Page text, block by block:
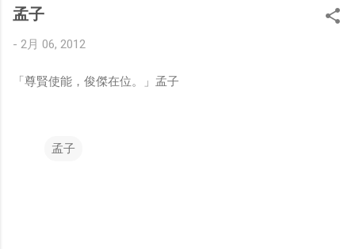
孟子
- 2月 06, 2012
「尊賢使能，俊傑在位。」孟子
孟子